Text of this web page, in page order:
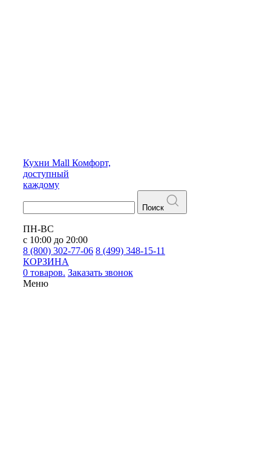
Кухни Mall Комфорт,
доступный
каждому
Поиск
ПН-ВС
с 10:00 до 20:00
8 (800) 302-77-06 8 (499) 348-15-11
КОРЗИНА
0 товаров. Заказать звонок
Меню